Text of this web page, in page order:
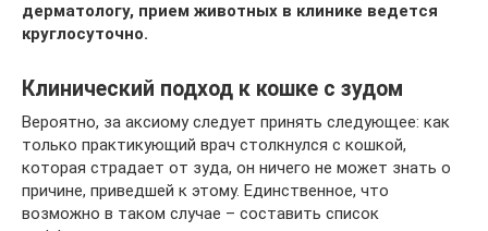
дерматологу, прием животных в клинике ведется
круглосуточно.
Клинический подход к кошке с зудом
Вероятно, за аксиому следует принять следующее: как
только практикующий врач столкнулся с кошкой,
которая страдает от зуда, он ничего не может знать о
причине, приведшей к этому. Единственное, что
возможно в таком случае – составить список